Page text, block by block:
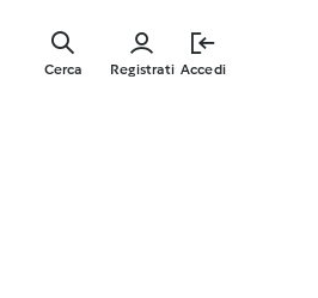
Registrati Accedi
Cerca